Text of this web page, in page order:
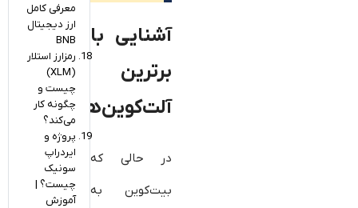
آشنایی با
برترین
آلت‌کوین‌ها
در حالی که
بیت‌کوین به
معرفی کامل
ارز دیجیتال
BNB
رمزارز استلار
(XLM)
چیست و
چگونه کار
می‌کند؟
پروژه و
ایردراپ
سونیک
چیست؟ |
آموزش